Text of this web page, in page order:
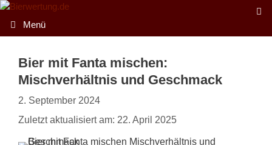
Zum
Inhalt
springen
Menü
Bier mit Fanta mischen:
Mischverhältnis und Geschmack
2. September 2024
Zuletzt aktualisiert am: 22. April 2025